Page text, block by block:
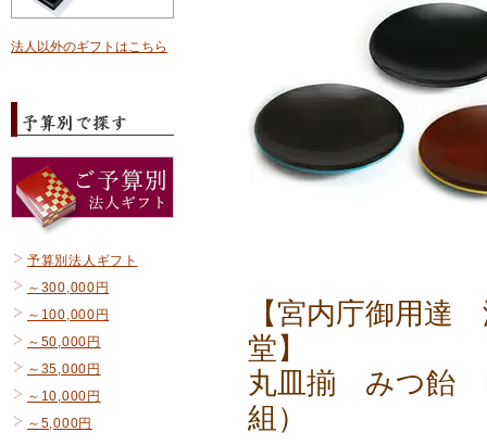
法人以外のギフトはこちら
予算別法人ギフト
～300,000円
～100,000円
～50,000円
～35,000円
～10,000円
～5,000円
【宮内庁御用達
堂】
丸皿揃 みつ飴
組）